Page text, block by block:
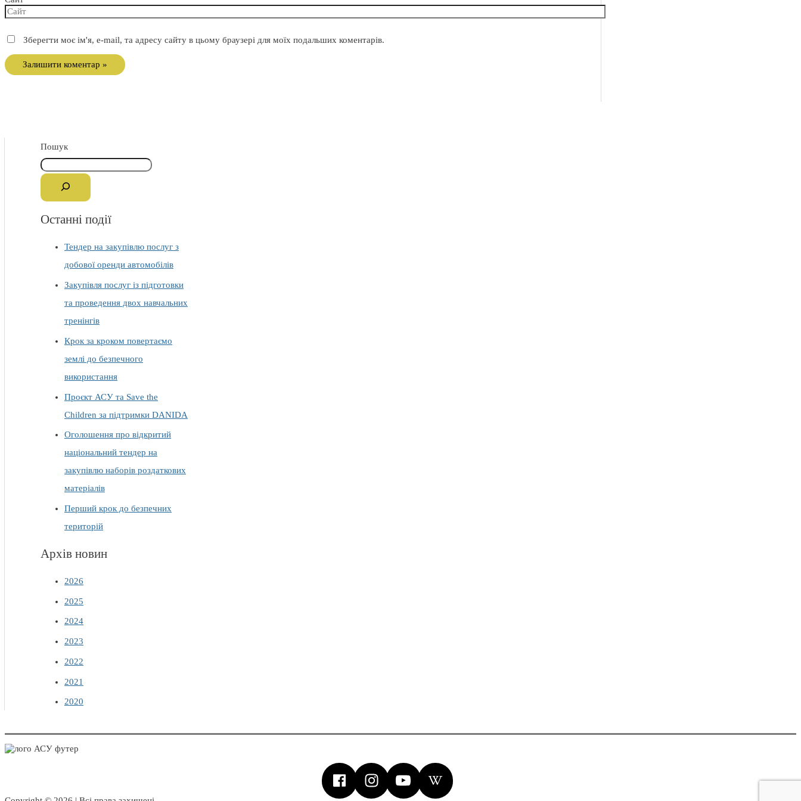
Зберегти моє ім'я, e-mail, та адресу сайту в цьому браузері для моїх подальших коментарів.
Пошук
Останні події
Тендер на закупівлю послуг з
добової оренди автомобілів
Закупівля послуг із підготовки
та проведення двох навчальних
тренінгів
Крок за кроком повертаємо
землі до безпечного
використання
Проєкт АСУ та Save the
Children за підтримки DANIDA
Оголошення про відкритий
національний тендер на
закупівлю наборів роздаткових
матеріалів
Перший крок до безпечних
територій
Архів новин
2026
2025
2024
2023
2022
2021
2020